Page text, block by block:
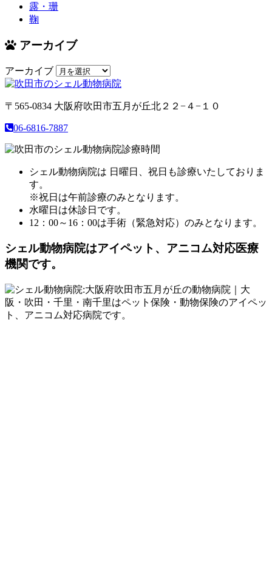
露・珊
鞠
アーカイブ
アーカイブ
〒565-0834 大阪府吹田市五月が丘北２２−４−１０
06-6816-7887
シェル動物病院は 日曜日、祝日も診療いたしておりま
す。
※祝日は午前診療のみとなります。
水曜日は休診日です。
12：00～16：00は手術（緊急対応）のみとなります。
シェル動物病院はアイペット、アニコム対応医療
機関です。